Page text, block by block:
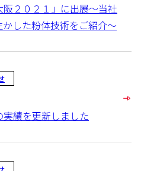
阪２０２１」に出展～当社
した粉体技術をご紹介～
績を更新しました